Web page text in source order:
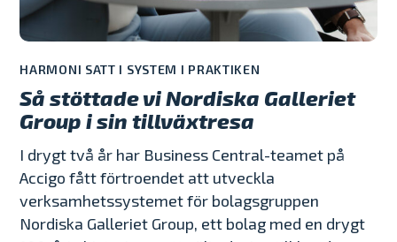
HARMONI SATT I SYSTEM I PRAKTIKEN
Så stöttade vi Nordiska Galleriet
Group i sin tillväxtresa
I drygt två år har Business Central-teamet på
Accigo fått förtroendet att utveckla
verksamhetssystemet för bolagsgruppen
Nordiska Galleriet Group, ett bolag med en drygt